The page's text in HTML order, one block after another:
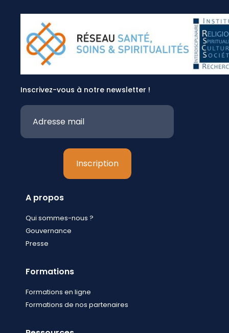
Inscrivez-vous à notre newsletter !
A propos
Qui sommes-nous ?
Gouvernance
Presse
Formations
Formations en ligne
Formations de nos partenaires